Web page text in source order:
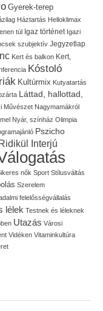
Gyerek-terep
Háztartás Helloklimax
túl Igaz történet Igazi
szubjektív Jegyzetlap
Kert és balkon Kert,
Kóstoló
Kultúrmix Kutyatartás
Láttad, hallottad,
Művészet Nagymamákról
Nyár, színház Olimpia
Pszicho
Interjú
nők Sport Stílusváltás
Szerelem
felelősségvállalás
lélek Testnek és léleknek
Utazás Városi
Vidéken Vitaminkultúra